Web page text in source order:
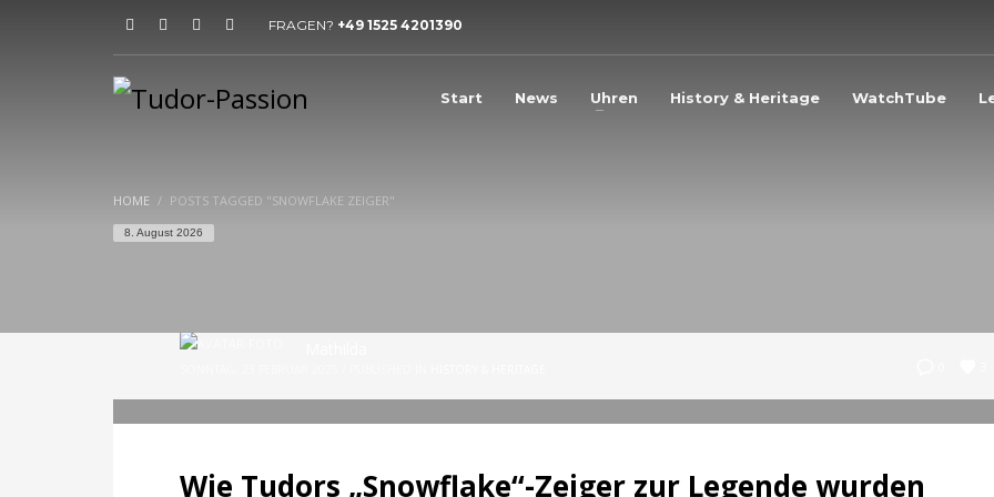
HOW TO SHOPFRAGEN? +49 1525 4201390
Start News Uhren History & Heritage WatchTube
HOME POSTS TAGGED "SNOWFLAKE ZEIGER"
8. August 2026
Wie Tudors „Snowflake“-Zeiger zur Legende wurden